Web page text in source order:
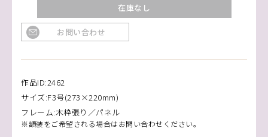
在庫なし
お問い合わせ
作品ID:2462
サイズ:F3号(273×220mm)
フレーム:木枠張り／パネル
※額装をご希望される場合はお問い合わせください。